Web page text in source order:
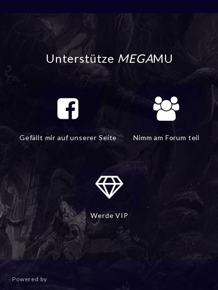
Unterstütze MEGAMU
Gefällt mir auf unserer Seite Nimm am Forum teil
Werde VIP
Powered by